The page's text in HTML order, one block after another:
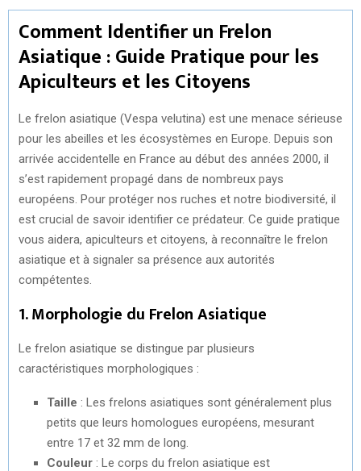
H
A
R
O
(
T
W
T
T
E
R
)
H
A
R
O
A
C
E
O
O
K
H
A
R
O
N
I
N
T
R
E
S
H
A
R
O
I
N
K
D
I
N
H
O
M
Comment Identifier un Frelon
Asiatique : Guide Pratique pour les
Apiculteurs et les Citoyens
Le frelon asiatique (Vespa velutina) est une menace sérieuse
pour les abeilles et les écosystèmes en Europe. Depuis son
arrivée accidentelle en France au début des années 2000, il
s’est rapidement propagé dans de nombreux pays
européens. Pour protéger nos ruches et notre biodiversité, il
est crucial de savoir identifier ce prédateur. Ce guide pratique
vous aidera, apiculteurs et citoyens, à reconnaître le frelon
asiatique et à signaler sa présence aux autorités
compétentes.
1. Morphologie du Frelon Asiatique
Le frelon asiatique se distingue par plusieurs
caractéristiques morphologiques :
Taille : Les frelons asiatiques sont généralement plus
petits que leurs homologues européens, mesurant
entre 17 et 32 mm de long.
Couleur : Le corps du frelon asiatique est